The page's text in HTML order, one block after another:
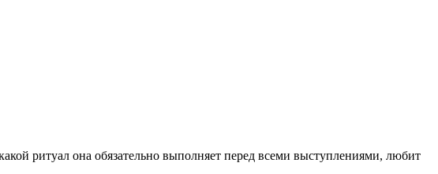
ритуал она обязательно выполняет перед всеми выступлениями, любит